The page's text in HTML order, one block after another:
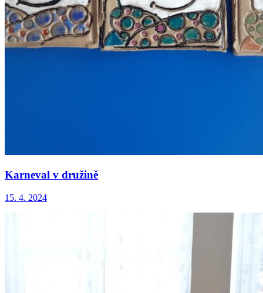
Karneval v družině
15. 4. 2024